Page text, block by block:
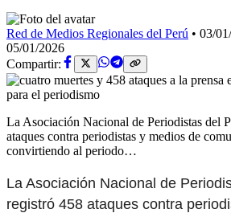
Red de Medios Regionales del Perú • 03/
05/01/2026
Compartir:
La Asociación Nacional de Periodistas del
ataques contra periodistas y medios de
convirtiendo al periodo…
La Asociación Nacional de
registró 458 ataques contra